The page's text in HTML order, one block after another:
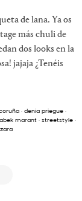
de lana. Ya os
más chuli de
dos looks en la
jajaja ¿Tenéis
· denia priegue ·
marant · streetstyle ·
zara